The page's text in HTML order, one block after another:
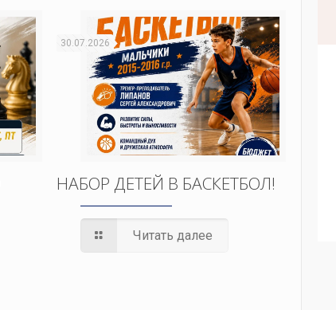
30.07.2026
НАБОР ДЕТЕЙ В БАСКЕТБОЛ!
Читать далее